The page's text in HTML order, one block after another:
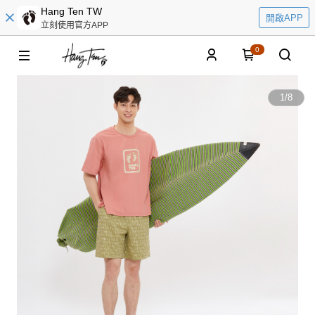
Hang Ten TW
立刻使用官方APP
開啟APP
0
1/8